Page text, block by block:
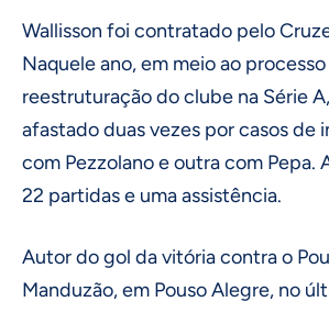
Wallisson foi contratado pelo
Naquele ano, em meio ao
reestruturação do clube na Série
afastado duas vezes por casos de
com Pezzolano e outra com Pepa.
22 partidas e uma assistência.
Autor do gol da vitória contra o
Manduzão, em Pouso Alegre, no